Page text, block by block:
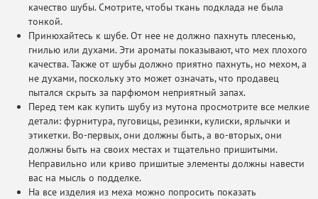
качество шубы. Смотрите, чтобы ткань подклада не была
тонкой.
Принюхайтесь к шубе. От нее не должно пахнуть плесенью,
гнилью или духами. Эти ароматы показывают, что мех плохого
качества. Также от шубы должно приятно пахнуть, но мехом, а
не духами, поскольку это может означать, что продавец
пытался скрыть за парфюмом неприятный запах.
Перед тем как купить шубу из мутона просмотрите все мелкие
детали: фурнитура, пуговицы, резинки, кулиски, ярлычки и
этикетки. Во-первых, они должны быть, а во-вторых, они
должны быть на своих местах и тщательно пришитыми.
Неправильно или криво пришитые элементы должны навести
вас на мысль о подделке.
На все изделия из меха можно попросить показать